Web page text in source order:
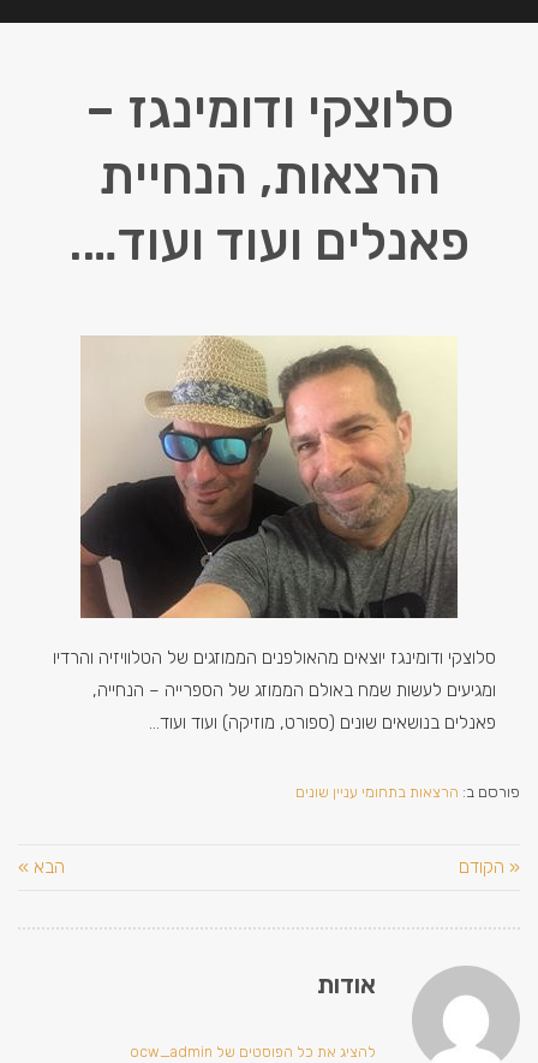
סלוצקי ודומינגז –
הרצאות, הנחיית
פאנלים ועוד ועוד….
סלוצקי ודומינגז יוצאים מהאולפנים הממוזגים של הטלוויזיה והרדיו
ומגיעים לעשות שמח באולם הממוזג של הספרייה – הנחייה,
פאנלים בנושאים שונים (ספורט, מוזיקה) ועוד ועוד…
פורסם ב: הרצאות בתחומי עניין שונים
« הקודם הבא »
אודות
להציג את כל הפוסטים של ocw_admin